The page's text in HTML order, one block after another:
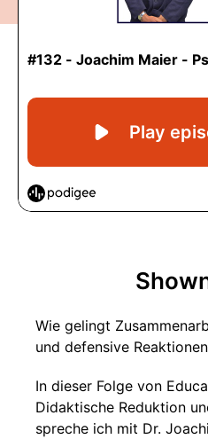
Wie gelingt
und defensive
In dieser Folge von
Didaktische Reduktion
spreche ich mit Dr.